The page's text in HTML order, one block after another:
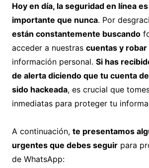
Hoy en día, la seguridad en línea
importante que nunca. Por
están constantemente buscando
acceder a nuestras cuentas y robar
información personal. Si has
de alerta diciendo que tu cuenta de
sido hackeada, es crucial que
inmediatas para proteger tu
A continuación, te presentamos
urgentes que debes seguirpara
de WhatsApp: